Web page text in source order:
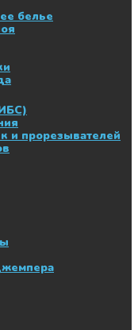
белье
и прорезывателей